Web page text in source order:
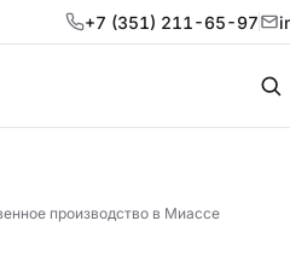
+7 (351) 211-65-97
производство в Миассе